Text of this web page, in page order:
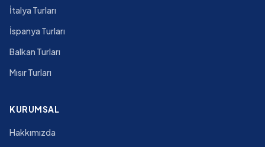
İtalya Turları
İspanya Turları
Balkan Turları
Mısır Turları
KURUMSAL
Hakkımızda